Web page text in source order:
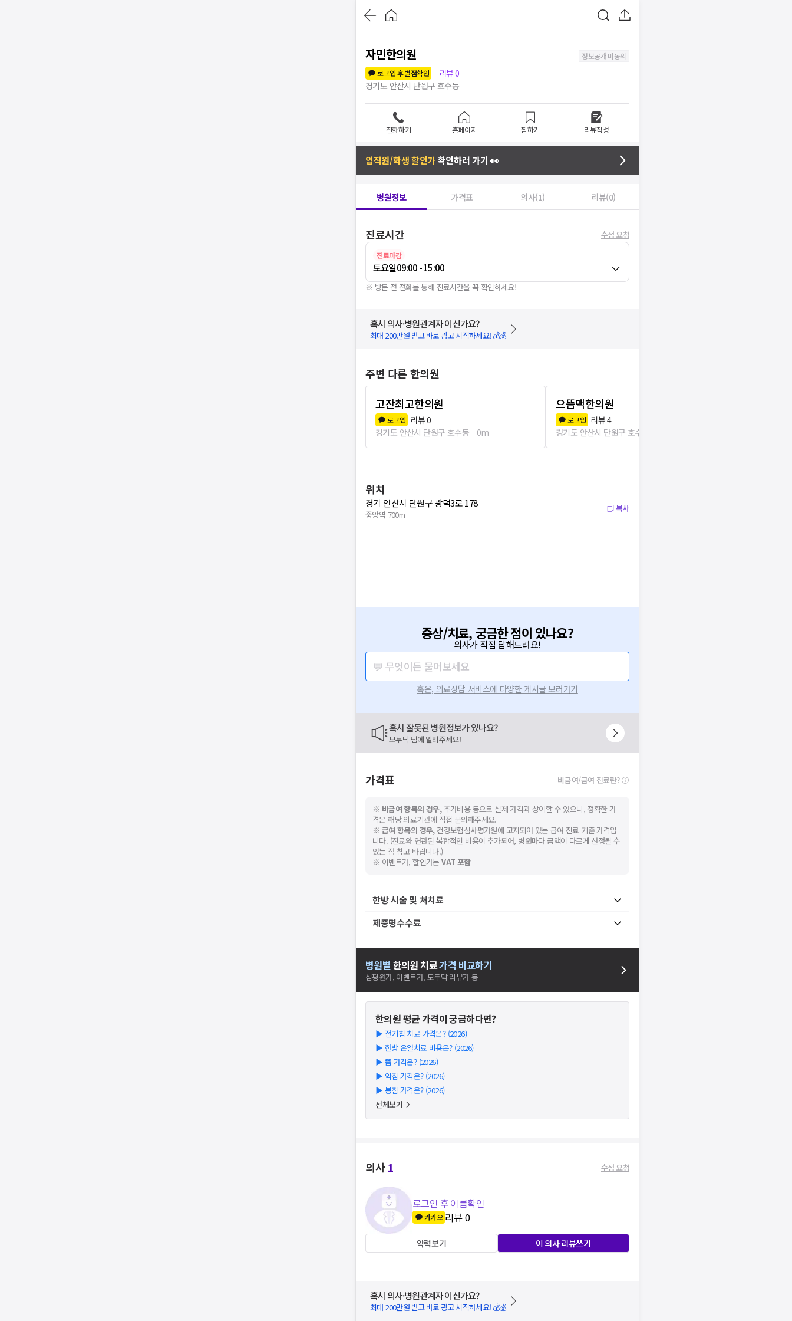
자민한의원
정보공개 미동의
로그인 후 별점확인
리뷰0
경기도 안산시 단원구 호수동
전화하기 홈페이지 찜하기 리뷰작성
임직원/학생 할인가확인하러 가기 👀
병원정보 가격표 의사(1) 리뷰(0)
진료시간 수정 요청
진료마감
토요일09:00 - 15:00
※ 방문 전 전화를 통해 진료시간을 꼭 확인하세요!
혹시 의사·병원관계자 이신가요?
최대 200만원 받고 바로 광고 시작하세요! 💰💰
주변 다른 한의원
고잔최고한의원
로그인 리뷰0
경기도 안산시 단원구 호수동
0m
으뜸맥한의원
로그인 리뷰4
경기도 안산시 단원구 호수동
위치
경기 안산시 단원구 광덕3로 178
중앙역 700m
복사
증상/치료, 궁금한 점이 있나요?
의사가 직접 답해드려요!
💬 무엇이든 물어보세요
혹은, 의료상담 서비스에 다양한 게시글 보러가기
혹시 잘못된 병원정보가 있나요?
모두닥 팀에 알려주세요!
가격표 비급여/급여 진료란?
※ 비급여 항목의 경우,추가비용 등으로 실제 가격과 상이할 수 있으니, 정확한 가
격은 해당 의료기관에 직접 문의해주세요.
※ 급여 항목의 경우, 건강보험심사평가원에 고지되어 있는 급여 진료 기준 가격입
니다. (진료와 연관된 복합적인 비용이 추가되어, 병원마다 금액이 다르게 산정될 수
있는 점 참고 바랍니다.)
※ 이벤트가, 할인가는VAT 포함
한방 시술 및 처치료
제증명수수료
병원별 한의원치료가격 비교하기
심평원가, 이벤트가, 모두닥 리뷰가 등
한의원평균 가격이 궁금하다면?
▶ 전기침 치료 가격은? (2026)
▶ 한방 온열치료 비용은? (2026)
▶ 뜸 가격은? (2026)
▶ 약침 가격은? (2026)
▶ 봉침 가격은? (2026)
전체보기
의사1 수정 요청
로그인 후 이름확인
카카오 리뷰0
약력보기 이 의사 리뷰쓰기
혹시 의사·병원관계자 이신가요?
최대 200만원 받고 바로 광고 시작하세요! 💰💰